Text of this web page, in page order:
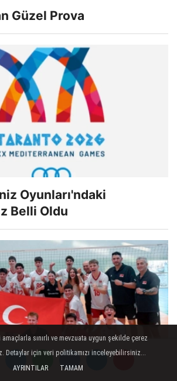
Güzel Prova
Oyunları'ndaki
Belli Oldu
sınırlı ve mevzuata uygun şekilde çerez
Detaylar için veri politikamızı inceleyebilirsiniz...
AYRINTILAR
TAMAM